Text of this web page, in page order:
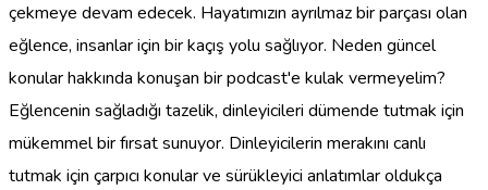
çekmeye devam edecek. Hayatımızın ayrılmaz bir parçası olan
eğlence, insanlar için bir kaçış yolu sağlıyor. Neden güncel
konular hakkında konuşan bir podcast'e kulak vermeyelim?
Eğlencenin sağladığı tazelik, dinleyicileri dümende tutmak için
mükemmel bir fırsat sunuyor. Dinleyicilerin merakını canlı
tutmak için çarpıcı konular ve sürükleyici anlatımlar oldukça